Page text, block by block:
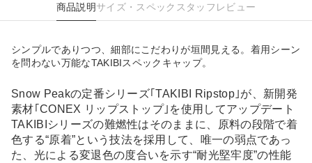
商品説明サイズ・スペック スタッフレビュー
シンプルでありつつ、細部にこだわりが垣間見える。着用シーン
を問わない万能なTAKIBIスペックキャップ。
Snow Peakの定番シリーズ｢TAKIBI Ripstop｣が、新開発
素材｢CONEX リップストップ｣を使用してアップデート
TAKIBIシリーズの難燃性はそのままに、原料の段階で着
色する“原着”という技法を採用して、唯一の弱点であっ
た、光による変退色の度合いを示す“耐光堅牢度”の性能